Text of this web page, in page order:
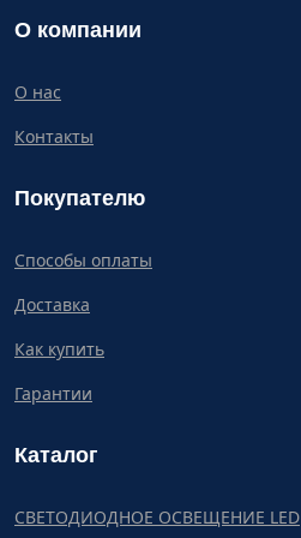
О компании
О нас
Контакты
Покупателю
Способы оплаты
Доставка
Как купить
Гарантии
Каталог
СВЕТОДИОДНОЕ ОСВЕЩЕНИЕ LED